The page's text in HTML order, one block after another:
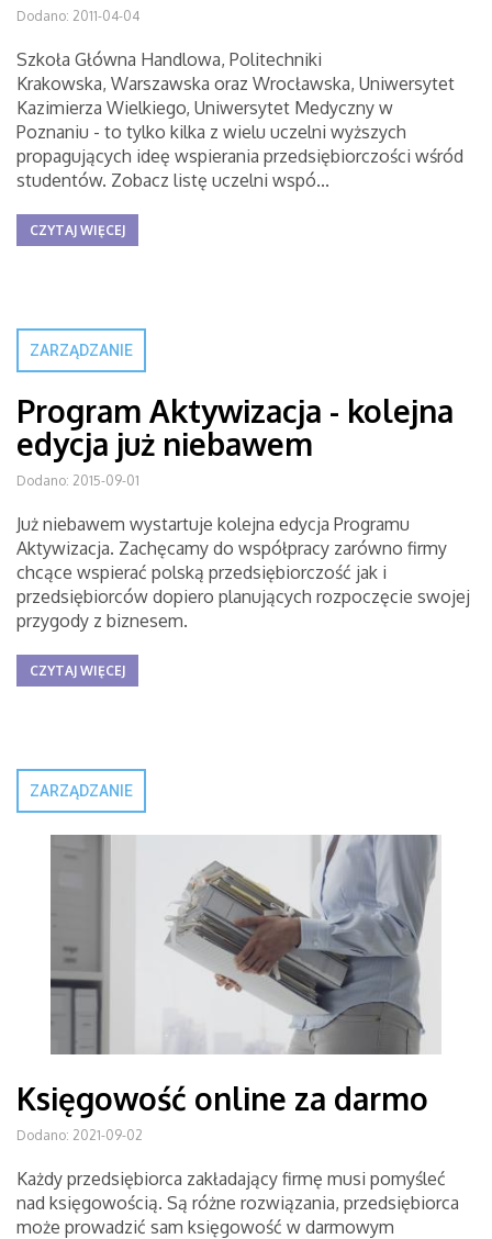
Dodano: 2011-04-04
Szkoła Główna Handlowa, Politechniki
Krakowska, Warszawska oraz Wrocławska, Uniwersytet
Kazimierza Wielkiego, Uniwersytet Medyczny w
Poznaniu - to tylko kilka z wielu uczelni wyższych
propagujących ideę wspierania przedsiębiorczości wśród
studentów. Zobacz listę uczelni wspó...
CZYTAJ WIĘCEJ
ZARZĄDZANIE
Program Aktywizacja - kolejna
edycja już niebawem
Dodano: 2015-09-01
Już niebawem wystartuje kolejna edycja Programu
Aktywizacja. Zachęcamy do współpracy zarówno firmy
chcące wspierać polską przedsiębiorczość jak i
przedsiębiorców dopiero planujących rozpoczęcie swojej
przygody z biznesem.
CZYTAJ WIĘCEJ
ZARZĄDZANIE
Księgowość online za darmo
Dodano: 2021-09-02
Każdy przedsiębiorca zakładający firmę musi pomyśleć
nad księgowością. Są różne rozwiązania, przedsiębiorca
może prowadzić sam księgowość w darmowym